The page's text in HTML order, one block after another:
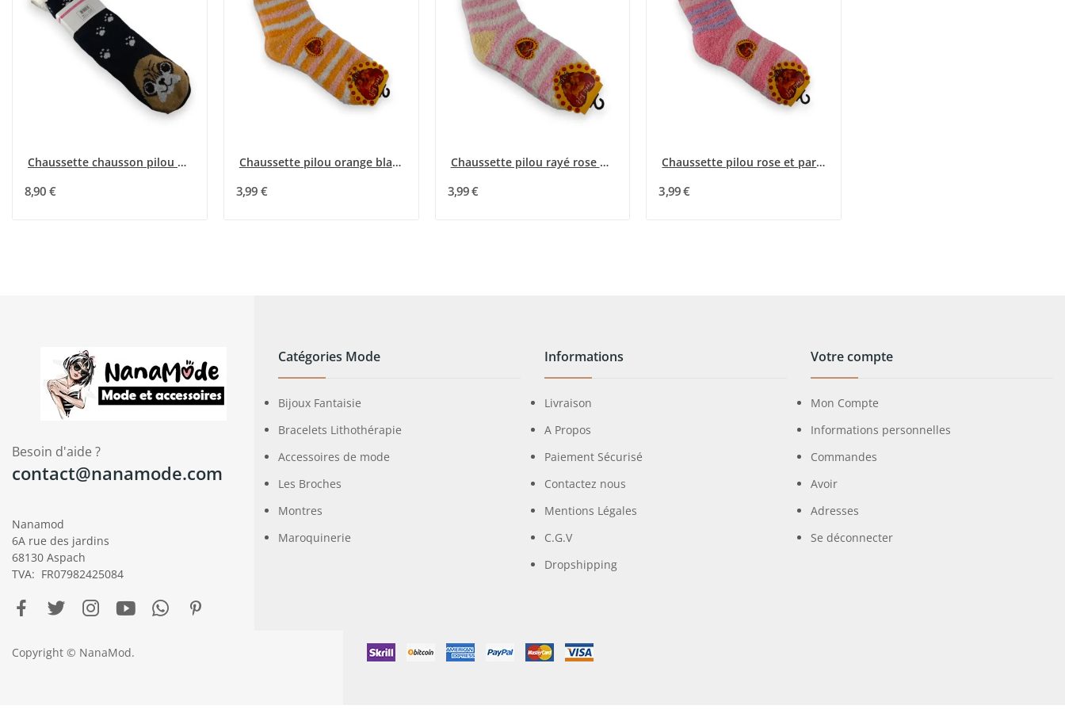
Chaussette chausson pilou chien bleu marine
8,90 €
Chaussette pilou orange blanc et rose rayée
3,99 €
Chaussette pilou rayé rose et blanc
3,99 €
Chaussette pilou rose et parme rayée
3,99 €
Besoin d'aide ?
contact@nanamode.com
Nanamod
6A rue des jardins
68130 Aspach
TVA: FR07982425084
Catégories Mode
Bijoux Fantaisie
Bracelets Lithothérapie
Accessoires de mode
Les Broches
Montres
Maroquinerie
Informations
Livraison
A Propos
Paiement Sécurisé
Contactez nous
Mentions Légales
C.G.V
Dropshipping
Votre compte
Mon Compte
Informations personnelles
Commandes
Avoir
Adresses
Se déconnecter
Copyright © NanaMod.